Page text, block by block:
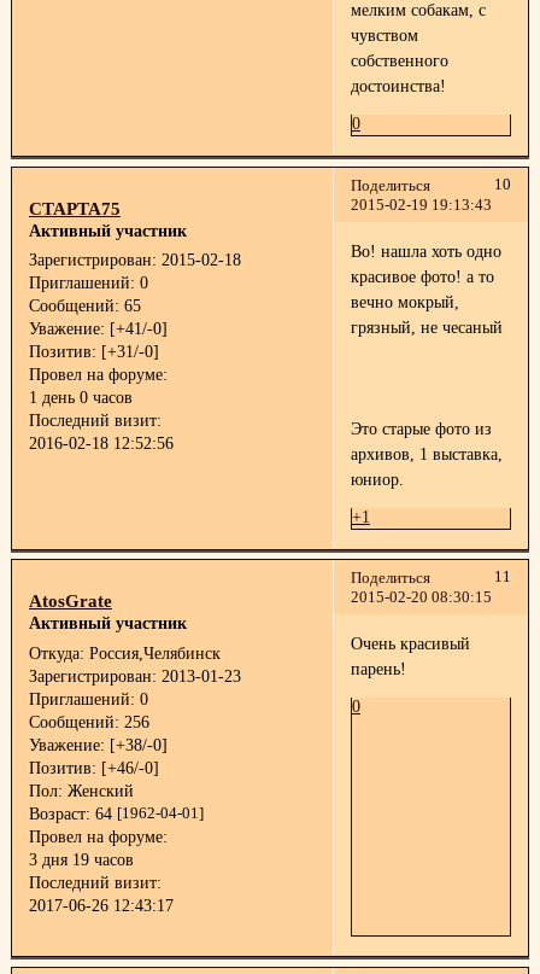
мелким собакам, с
чувством
собственного
достоинства!
0
Поделиться
10
2015-02-19 19:13:43
СТАРТА75
Активный участник
Зарегистрирован: 2015-02-18
Приглашений: 0
Сообщений: 65
Уважение: [+41/-0]
Позитив: [+31/-0]
Провел на форуме:
1 день 0 часов
Последний визит:
2016-02-18 12:52:56
Во! нашла хоть одно
красивое фото! а то
вечно мокрый,
грязный, не чесаный
Это старые фото из
архивов, 1 выставка,
юниор.
+1
Поделиться
11
2015-02-20 08:30:15
AtosGrate
Активный участник
Откуда: Россия,Челябинск
Зарегистрирован: 2013-01-23
Приглашений: 0
Сообщений: 256
Уважение: [+38/-0]
Позитив: [+46/-0]
Пол: Женский
Возраст: 64 [1962-04-01]
Провел на форуме:
3 дня 19 часов
Последний визит:
2017-06-26 12:43:17
Очень красивый
парень!
0